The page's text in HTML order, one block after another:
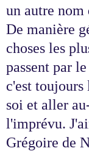
un autre nom
De manière
choses les
passent par
c'est toujours
soi et aller
l'imprévu.
Grégoire de